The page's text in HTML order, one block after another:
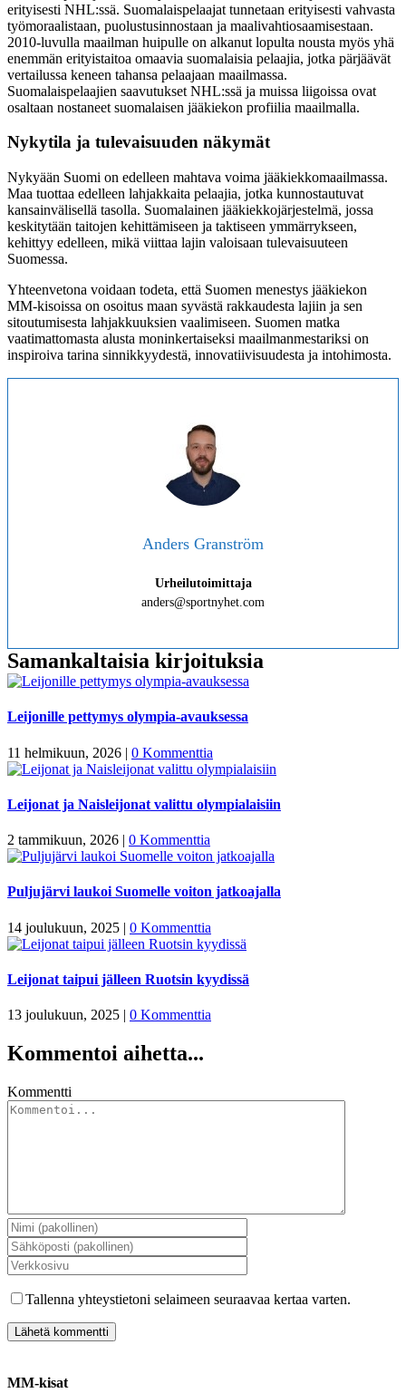
erityisesti NHL:ssä. Suomalaispelaajat tunnetaan erityisesti vahvasta
työmoraalistaan, puolustusinnostaan ja maalivahtiosaamisestaan.
2010-luvulla maailman huipulle on alkanut lopulta nousta myös yhä
enemmän erityistaitoa omaavia suomalaisia pelaajia, jotka pärjäävät
vertailussa keneen tahansa pelaajaan maailmassa.
Suomalaispelaajien saavutukset NHL:ssä ja muissa liigoissa ovat
osaltaan nostaneet suomalaisen jääkiekon profiilia maailmalla.
Nykytila ja tulevaisuuden näkymät
Nykyään Suomi on edelleen mahtava voima jääkiekkomaailmassa.
Maa tuottaa edelleen lahjakkaita pelaajia, jotka kunnostautuvat
kansainvälisellä tasolla. Suomalainen jääkiekkojärjestelmä, jossa
keskitytään taitojen kehittämiseen ja taktiseen ymmärrykseen,
kehittyy edelleen, mikä viittaa lajin valoisaan tulevaisuuteen
Suomessa.
Yhteenvetona voidaan todeta, että Suomen menestys jääkiekon
MM-kisoissa on osoitus maan syvästä rakkaudesta lajiin ja sen
sitoutumisesta lahjakkuuksien vaalimiseen. Suomen matka
vaatimattomasta alusta moninkertaiseksi maailmanmestariksi on
inspiroiva tarina sinnikkyydestä, innovatiivisuudesta ja intohimosta.
Anders Granström
Urheilutoimittaja
anders@sportnyhet.com
Samankaltaisia kirjoituksia
Leijonille pettymys olympia-avauksessa
11 helmikuun, 2026 | 0 Kommenttia
Leijonat ja Naisleijonat valittu olympialaisiin
2 tammikuun, 2026 | 0 Kommenttia
Puljujärvi laukoi Suomelle voiton jatkoajalla
14 joulukuun, 2025 | 0 Kommenttia
Leijonat taipui jälleen Ruotsin kyydissä
13 joulukuun, 2025 | 0 Kommenttia
Kommentoi aihetta...
Kommentti
Tallenna yhteystietoni selaimeen seuraavaa kertaa varten.
MM-kisat